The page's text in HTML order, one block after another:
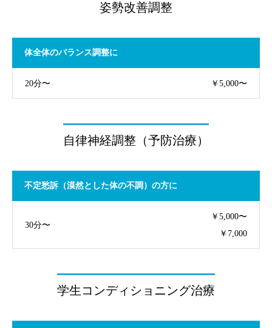
姿勢改善調整
体全体のバランス調整に
20分〜 ￥5,000〜
自律神経調整（予防治療）
不定愁訴（漠然とした体の不調）の方に
30分〜
￥5,000〜
￥7,000
学生コンディショニング治療